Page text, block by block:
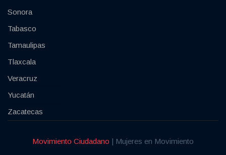
Sonora
Tabasco
Tamaulipas
Tlaxcala
Veracruz
Yucatán
Zacatecas
Movimiento Ciudadano | Mujeres en Movimiento